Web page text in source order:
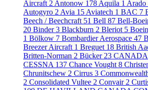
Aircraft 2 Antonow 178 Aquila 1 Arado
Autogyro 2 Avia 15 Aviatech 1 BAC 7
Beech / Beechcraft 51 Bell 87 Bell-
20 Binder3 Blackburn 2 Bleriot 5
1 Bölkow 7 Bombardier Aerospace 47
Breezer Aircraft 1 Breguet 18 British
Britten-Norman 2 Bücker 23
CESSNA 137 Chance Vought 8
Chrunitschew 2 Cirrus 3
2 Consolidated Vultee 2 Convair 2